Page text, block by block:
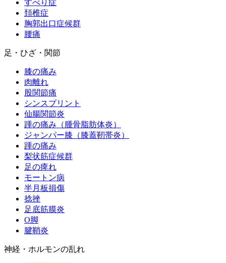
すべり症
頚椎症
胸郭出口症候群
腰痛
足・ひざ・関節
膝の痛み
肉離れ
股関節痛
シンスプリント
仙腸関節炎
踵の痛み（腫骨脂肪体炎）
ジャンパー膝（膝蓋靭帯炎）
踵の痛み
梨状筋症候群
足の痺れ
モートン病
半月板損傷
捻挫
足底筋膜炎
O脚
腱鞘炎
神経・ホルモンの乱れ